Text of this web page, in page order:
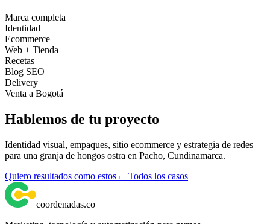
Marca completa
Identidad
Ecommerce
Web + Tienda
Recetas
Blog SEO
Delivery
Venta a Bogotá
Hablemos de tu proyecto
Identidad visual, empaques, sitio ecommerce y estrategia de redes
para una granja de hongos ostra en Pacho, Cundinamarca.
Quiero resultados como estos← Todos los casos
coordenadas.co